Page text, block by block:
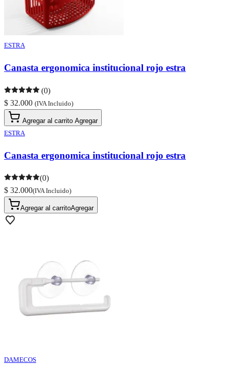
ESTRA
Canasta ergonomica institucional rojo estra
(0)
$ 32.000 (IVA Incluido)
Agregar al carrito Agregar
ESTRA
Canasta ergonomica institucional rojo estra
(0)
$ 32.000(IVA Incluido)
Agregar al carritoAgregar
DAMECOS